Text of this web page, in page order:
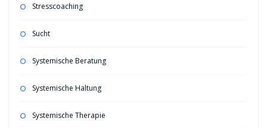
Stresscoaching
Sucht
Systemische Beratung
Systemische Haltung
Systemische Therapie